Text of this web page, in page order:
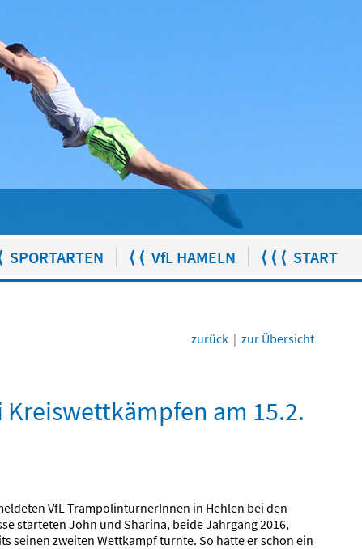
SPORTARTEN ⟨ ⟨ VfL HAMELN ⟨ ⟨ ⟨ START
zurück |zur Übersicht
am 15.2.
VfL TrampolinturnerInnen in Hehlen bei den
starteten John und Sharina, beide Jahrgang 2016,
seinen zweiten Wettkampf turnte. So hatte er schon ein